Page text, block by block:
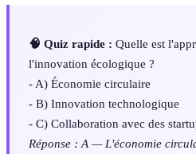
🧠 Quiz rapide : Quelle est
l'innovation écologique ?
- A) Économie circulaire
- B) Innovation technologique
- C) Collaboration avec des
Réponse : A — L'économie